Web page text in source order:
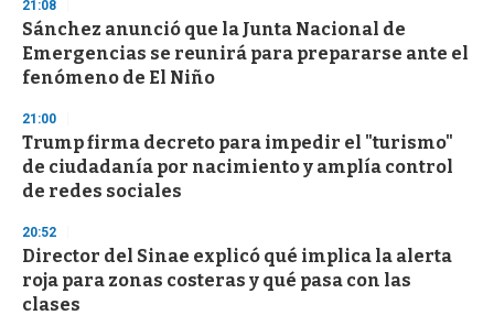
s
21:08
Sánchez anunció que la Junta Nacional de
Emergencias se reunirá para prepararse ante el
fenómeno de El Niño
21:00
Trump firma decreto para impedir el "turismo"
de ciudadanía por nacimiento y amplía control
de redes sociales
20:52
Director del Sinae explicó qué implica la alerta
roja para zonas costeras y qué pasa con las
clases